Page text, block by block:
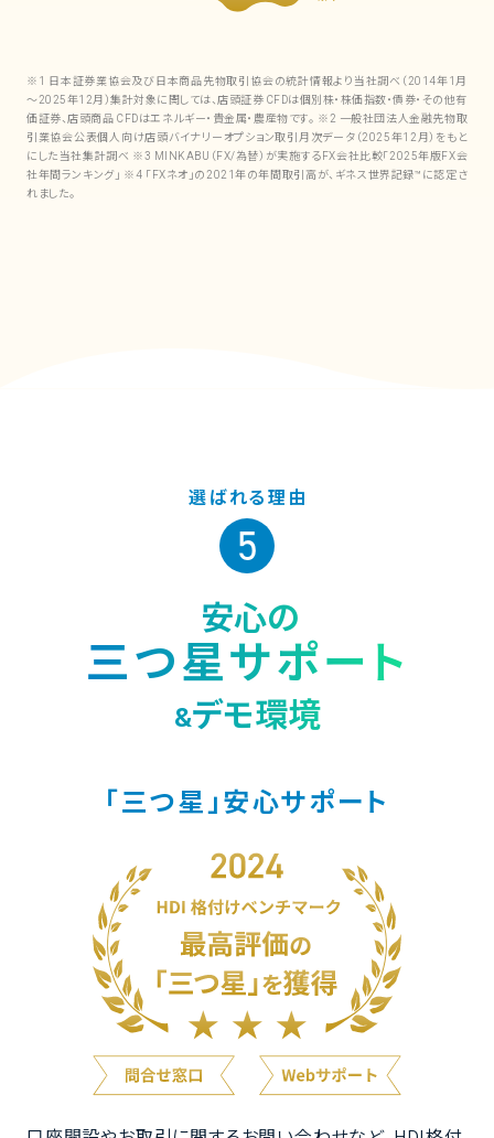
※1 日本証券業協会及び日本商品先物取引協会の統計情報より当社調べ（2014年1月
～2025年12月）集計対象に関しては、店頭証券 CFDは個別株・株価指数・債券・その他有
価証券、店頭商品 CFDはエネルギー・貴金属・農産物です。 ※2 一般社団法人金融先物取
引業協会公表個人向け店頭バイナリーオプション取引月次データ（2025年12月）をもと
にした当社集計調べ ※3 MINKABU（FX/為替）が実施するFX会社比較「2025年版FX会
社年間ランキング」 ※4 「FXネオ」の2021年の年間取引高が、ギネス世界記録™に認定さ
れました。
選ばれる理由
5
安心の
三つ星サポート
&デモ環境
「三つ星」安心サポート